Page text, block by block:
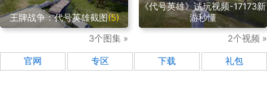
王牌战争：代号英雄截图(5)
3个图集 »
《代号英雄》试玩视频-17173新
游秒懂
2个视频 »
官网 专区 下载 礼包